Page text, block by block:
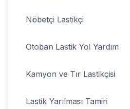
Nöbetçi Lastikçi
Otoban Lastik Yol Yardım
Kamyon ve Tır Lastikçisi
Lastik Yarılması Tamiri